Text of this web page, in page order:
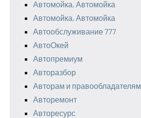
Автомойка, Автомойка
Автомойка, Автомойка
Автообслуживание 777
АвтоОкей
Автопремиум
Авторазбор
Авторам и правообладателям
Авторемонт
Авторесурс